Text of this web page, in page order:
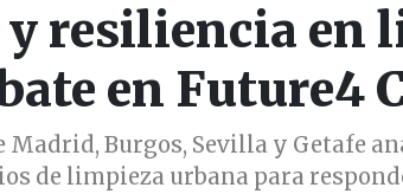
resiliencia en
en Future4
Madrid, Burgos, Sevilla y Getafe
de limpieza urbana para